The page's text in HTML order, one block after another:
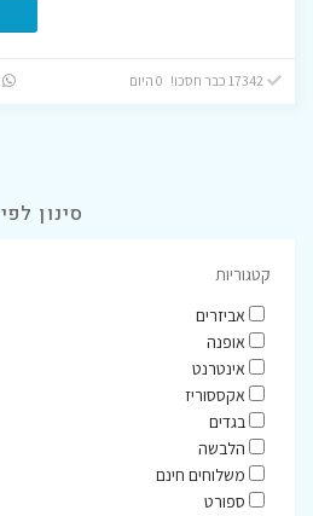
סינון לפי
קטגוריות
אביזרים
אופנה
אינטרנט
אקססוריז
בגדים
הלבשה
משלוחים חינם
ספורט